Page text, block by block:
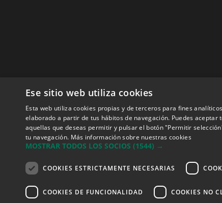
Ese sitio web utiliza cookies
Esta web utiliza cookies propias y de terceros para fines
elaborado a partir de tus hábitos de navegación. Puedes aceptar
aquellas que deseas permitir y pulsar el botón "Permitir
tu navegación. Más información sobre nuestras cookies
MOSTRAR TODOS LOS SOCIOS (1544) →
COOKIES ESTRICTAMENTE NECESARIAS
COOKIES DE FUNCIONALIDAD COOKIES NO